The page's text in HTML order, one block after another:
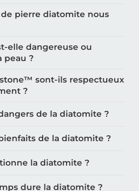
pierre diatomite nous
elle dangereuse ou
peau ?
sont-ils respectueux
?
de la diatomite ?
de la diatomite ?
la diatomite ?
dure la diatomite ?